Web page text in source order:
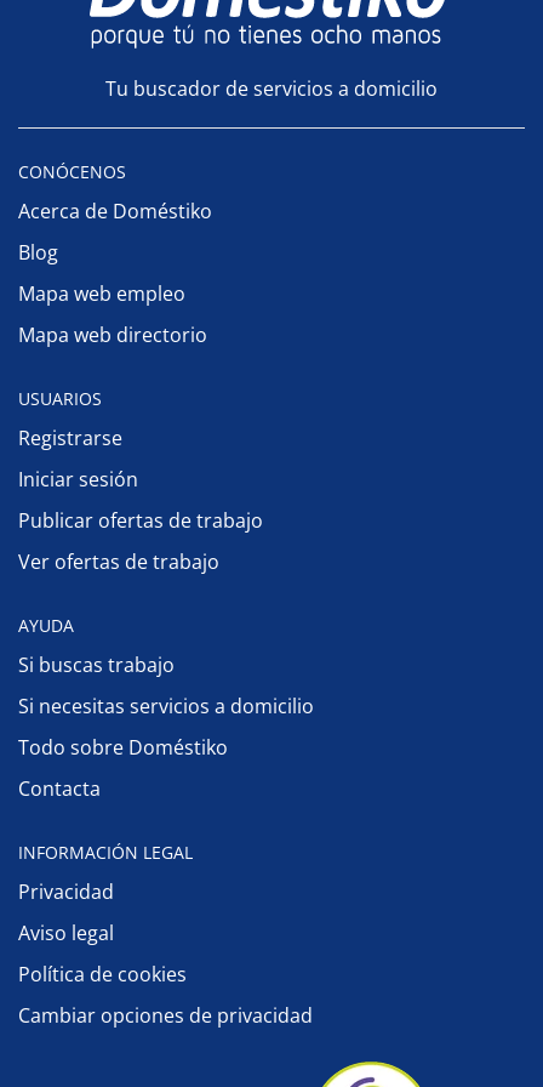
Tu buscador de servicios a domicilio
CONÓCENOS
Acerca de Doméstiko
Blog
Mapa web empleo
Mapa web directorio
USUARIOS
Registrarse
Iniciar sesión
Publicar ofertas de trabajo
Ver ofertas de trabajo
AYUDA
Si buscas trabajo
Si necesitas servicios a domicilio
Todo sobre Doméstiko
Contacta
INFORMACIÓN LEGAL
Privacidad
Aviso legal
Política de cookies
Cambiar opciones de privacidad